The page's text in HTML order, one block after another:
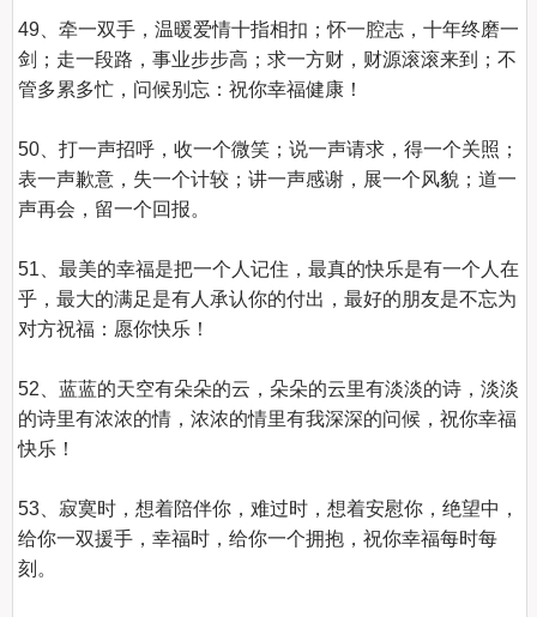
49、牵一双手，温暖爱情十指相扣；怀一腔志，十年终磨一
剑；走一段路，事业步步高；求一方财，财源滚滚来到；不
管多累多忙，问候别忘：祝你幸福健康！
50、打一声招呼，收一个微笑；说一声请求，得一个关照；
表一声歉意，失一个计较；讲一声感谢，展一个风貌；道一
声再会，留一个回报。
51、最美的幸福是把一个人记住，最真的快乐是有一个人在
乎，最大的满足是有人承认你的付出，最好的朋友是不忘为
对方祝福：愿你快乐！
52、蓝蓝的天空有朵朵的云，朵朵的云里有淡淡的诗，淡淡
的诗里有浓浓的情，浓浓的情里有我深深的问候，祝你幸福
快乐！
53、寂寞时，想着陪伴你，难过时，想着安慰你，绝望中，
给你一双援手，幸福时，给你一个拥抱，祝你幸福每时每
刻。